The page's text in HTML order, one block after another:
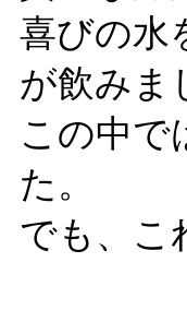
喜びの水
が飲みま
この中で
た。
でも、こ